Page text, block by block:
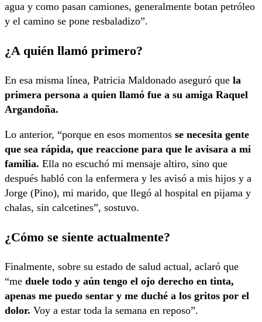
agua y como pasan camiones, generalmente botan petróleo
y el camino se pone resbaladizo”.
¿A quién llamó primero?
En esa misma línea, Patricia Maldonado aseguró que la
primera persona a quien llamó fue a su amiga Raquel
Argandoña.
Lo anterior, “porque en esos momentos se necesita gente
que sea rápida, que reaccione para que le avisara a mi
familia. Ella no escuchó mi mensaje altiro, sino que
después habló con la enfermera y les avisó a mis hijos y a
Jorge (Pino), mi marido, que llegó al hospital en pijama y
chalas, sin calcetines”, sostuvo.
¿Cómo se siente actualmente?
Finalmente, sobre su estado de salud actual, aclaró que
“me duele todo y aún tengo el ojo derecho en tinta,
apenas me puedo sentar y me duché a los gritos por el
dolor. Voy a estar toda la semana en reposo”.